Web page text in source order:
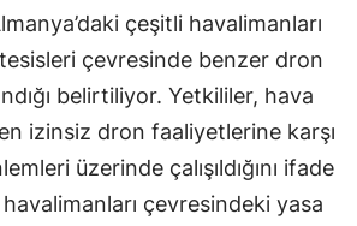
Tekirdağ
Tokat
Tunceli
çeşitli havalimanları
çevresinde benzer dron
belirtiliyor. Yetkililer, hava
izinsiz dron faaliyetlerine karşı
üzerinde çalışıldığını ifade
çevresindeki yasa